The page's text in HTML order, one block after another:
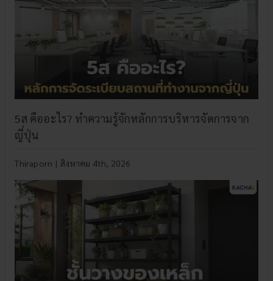
5ส คืออะไร? ทำความรู้จักหลักการบริหารจัดการจาก
ญี่ปุ่น
Thiraporn | สิงหาคม 4th, 2026